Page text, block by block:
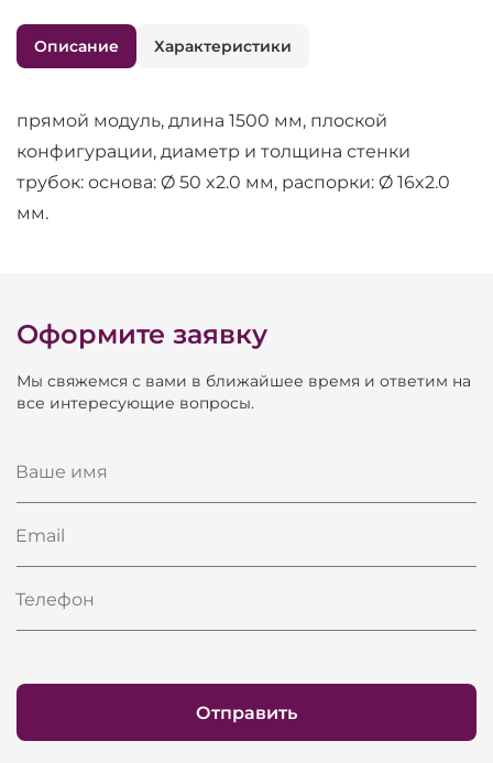
Описание Характеристики
прямой модуль, длина 1500 мм, плоской
конфигурации, диаметр и толщина стенки
трубок: основа: Ø 50 x2.0 мм, распорки: Ø 16x2.0
мм.
Оформите заявку
Мы свяжемся с вами в ближайшее время и ответим на
все интересующие вопросы.
Ваше имя
Email
Телефон
Отправить